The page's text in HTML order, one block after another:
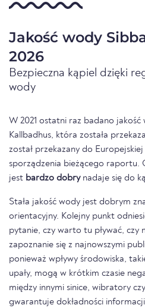
Jakość wody
2026
Bezpieczna kąpiel dzięki
wody
W 2021 ostatni raz badano jakość
Kallbadhus, która została
został przekazany do
sporządzenia bieżącego raportu.
jest bardzo dobrynadaje się do
Stała jakość wody jest dobrym
orientacyjny. Kolejny punkt
pytanie, czy warto tu pływać, czy
zapoznanie się z najnowszymi
ponieważ wpływy środowiska,
upały, mogą w krótkim czasie
między innymi sinice, wibratory
gwarantuje dokładności